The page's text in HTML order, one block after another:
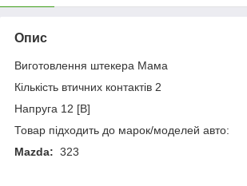
Опис
Виготовлення штекера Мама
Кількість втичних контактів 2
Напруга 12 [В]
Товар підходить до марок/моделей авто:
Mazda: 323